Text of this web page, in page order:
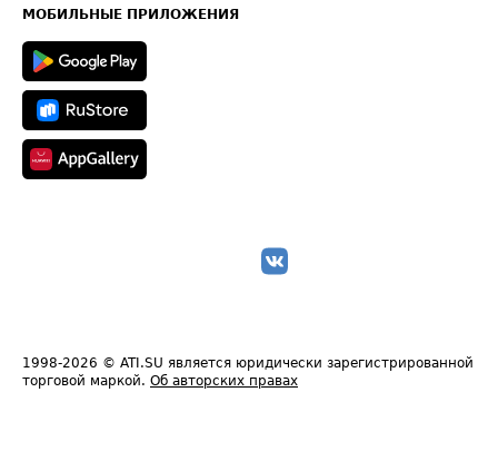
Техническая информация
МОБИЛЬНЫЕ ПРИЛОЖЕНИЯ
1998-2026 © ATI.SU является юридически зарегистрированной
торговой маркой. Об авторских правах